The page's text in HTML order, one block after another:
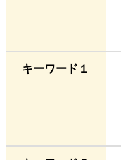
キーワード１